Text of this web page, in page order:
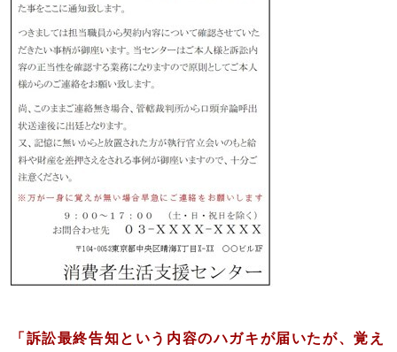
「訴訟最終告知という内容のハガキが届いたが、覚え